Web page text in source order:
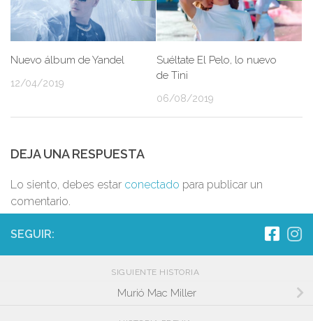
Nuevo álbum de Yandel
12/04/2019
Suéltate El Pelo, lo nuevo
de Tini
06/08/2019
DEJA UNA RESPUESTA
Lo siento, debes estar conectado para publicar un
comentario.
SEGUIR:
SIGUIENTE HISTORIA
Murió Mac Miller